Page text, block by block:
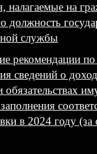
налагаемые на
должность
службы
рекомендации
сведений о
в 2024 году (за